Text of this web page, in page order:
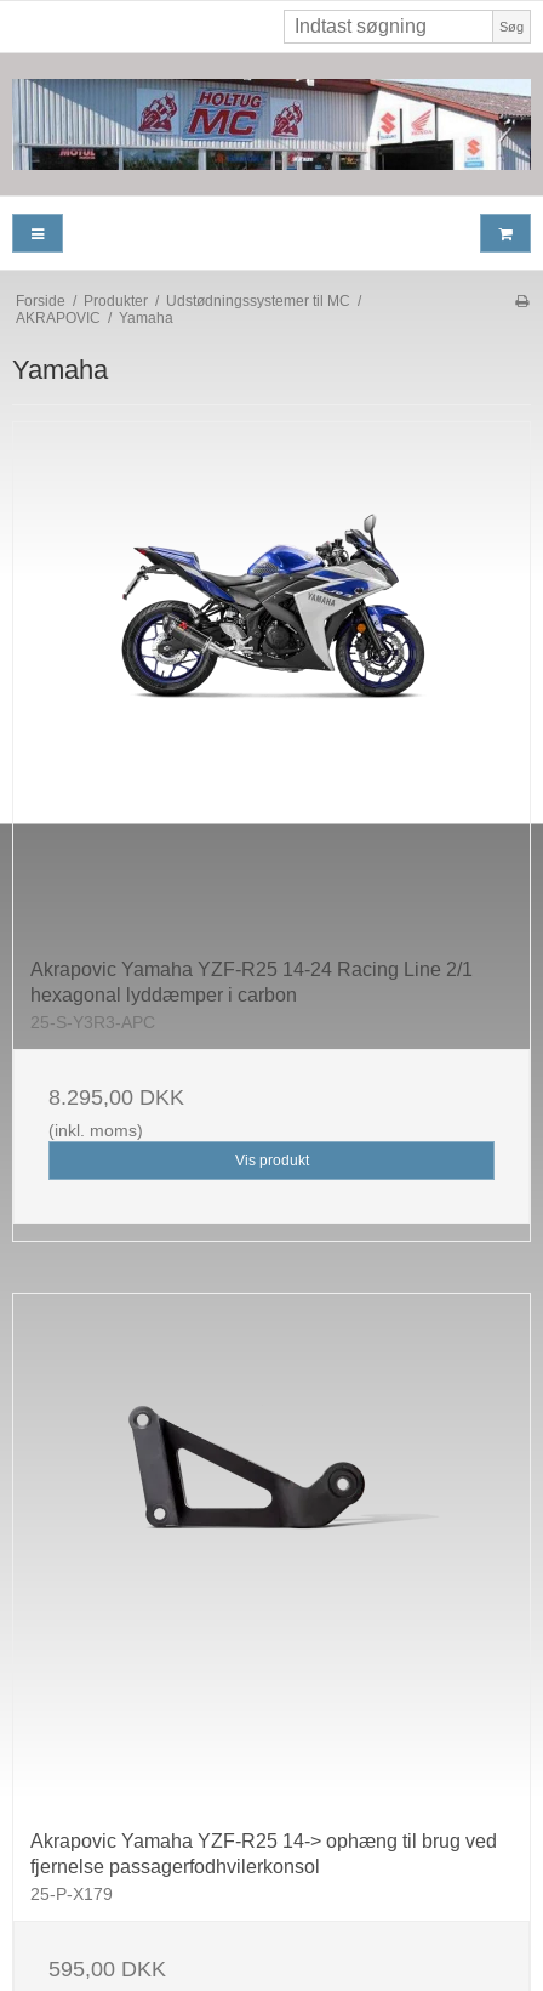
Søg
Forside / Produkter / Udstødningssystemer til MC /
AKRAPOVIC / Yamaha
Yamaha
Akrapovic Yamaha YZF-R25 14-24 Racing Line 2/1
hexagonal lyddæmper i carbon
25-S-Y3R3-APC
8.295,00 DKK
(inkl. moms)
Vis produkt
Akrapovic Yamaha YZF-R25 14-> ophæng til brug ved
fjernelse passagerfodhvilerkonsol
25-P-X179
595,00 DKK